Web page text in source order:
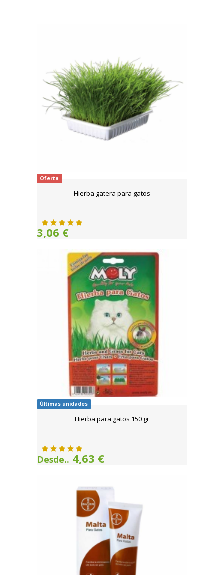
Oferta
Hierba gatera para gatos
3,06 €
Últimas unidades
Hierba para gatos 150 gr
Desde.. 4,63 €